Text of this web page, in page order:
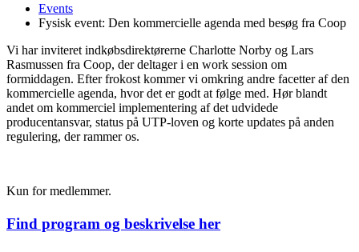
Events
Fysisk event: Den kommercielle agenda med besøg fra Coop
Vi har inviteret indkøbsdirektørerne Charlotte Norby og Lars
Rasmussen fra Coop, der deltager i en work session om
formiddagen. Efter frokost kommer vi omkring andre facetter af den
kommercielle agenda, hvor det er godt at følge med. Hør blandt
andet om kommerciel implementering af det udvidede
producentansvar, status på UTP-loven og korte updates på anden
regulering, der rammer os.
Kun for medlemmer.
Find program og beskrivelse her